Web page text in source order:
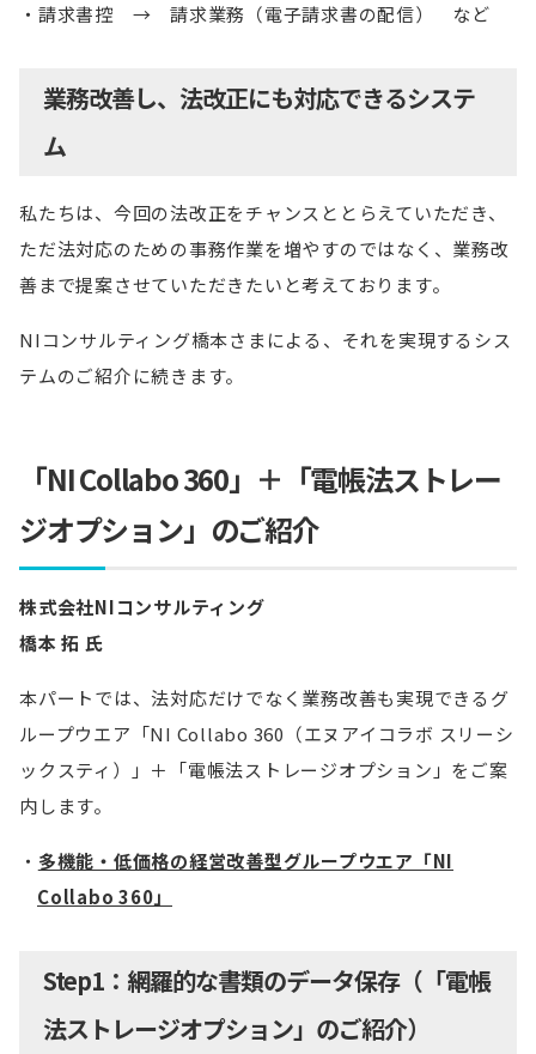
請求書控 → 請求業務（電子請求書の配信） など
業務改善し、法改正にも対応できるシステ
ム
私たちは、今回の法改正をチャンスととらえていただき、
ただ法対応のための事務作業を増やすのではなく、業務改
善まで提案させていただきたいと考えております。
NIコンサルティング橋本さまによる、それを実現するシス
テムのご紹介に続きます。
「NI Collabo 360」＋「電帳法ストレー
ジオプション」のご紹介
株式会社NIコンサルティング
橋本 拓 氏
本パートでは、法対応だけでなく業務改善も実現できるグ
ループウエア「NI Collabo 360（エヌアイコラボ スリーシ
ックスティ）」＋「電帳法ストレージオプション」をご案
内します。
多機能・低価格の経営改善型グループウエア「NI
Collabo 360」
Step1：網羅的な書類のデータ保存（「電帳
法ストレージオプション」のご紹介）